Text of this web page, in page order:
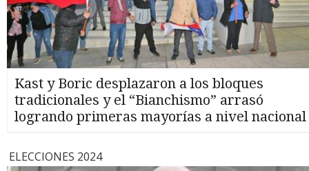
Kast y Boric desplazaron a los bloques
tradicionales y el “Bianchismo” arrasó
logrando primeras mayorías a nivel nacional
ELECCIONES 2024